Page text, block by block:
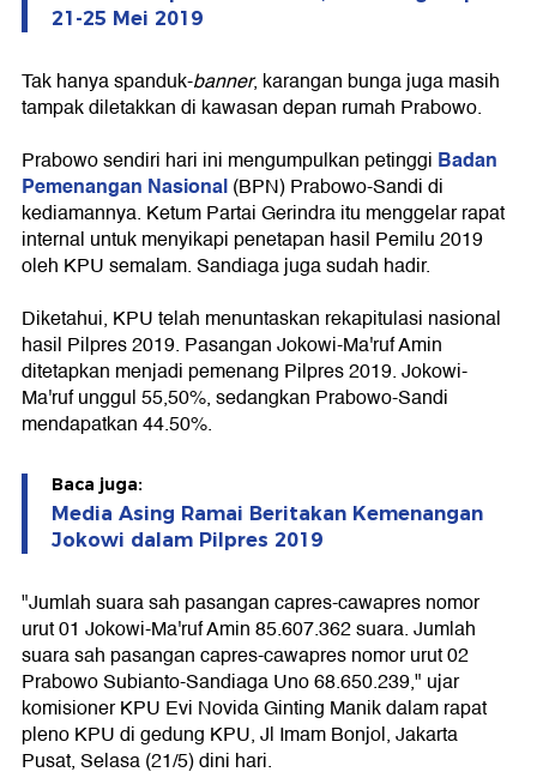
21-25 Mei 2019
Tak hanya spanduk-banner, karangan bunga juga masih
tampak diletakkan di kawasan depan rumah Prabowo.
Prabowo sendiri hari ini mengumpulkan petinggi Badan
Pemenangan Nasional(BPN) Prabowo-Sandi di
kediamannya. Ketum Partai Gerindra itu menggelar rapat
internal untuk menyikapi penetapan hasil Pemilu 2019
oleh KPU semalam. Sandiaga juga sudah hadir.
Diketahui, KPU telah menuntaskan rekapitulasi nasional
hasil Pilpres 2019. Pasangan Jokowi-Ma'ruf Amin
ditetapkan menjadi pemenang Pilpres 2019. Jokowi-
Ma'ruf unggul 55,50%, sedangkan Prabowo-Sandi
mendapatkan 44.50%.
Baca juga:
Media Asing Ramai Beritakan Kemenangan
Jokowi dalam Pilpres 2019
"Jumlah suara sah pasangan capres-cawapres nomor
urut 01 Jokowi-Ma'ruf Amin 85.607.362 suara. Jumlah
suara sah pasangan capres-cawapres nomor urut 02
Prabowo Subianto-Sandiaga Uno 68.650.239," ujar
komisioner KPU Evi Novida Ginting Manik dalam rapat
pleno KPU di gedung KPU, Jl Imam Bonjol, Jakarta
Pusat, Selasa (21/5) dini hari.